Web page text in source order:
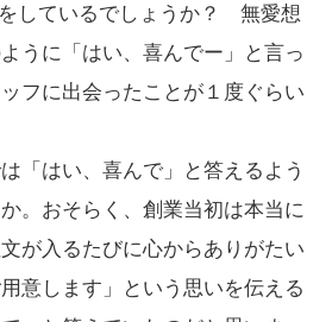
しているでしょうか？ 無愛想
うに「はい、喜んでー」と言っ
フに出会ったことが１度ぐらい
「はい、喜んで」と答えるよう
。おそらく、創業当初は本当に
が入るたびに心からありがたい
意します」という思いを伝える